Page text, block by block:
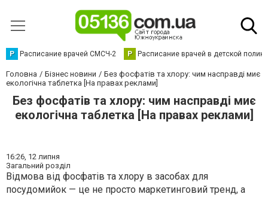
Р Расписание врачей СМСЧ-2 Р Расписание врачей в детской
Головна Бізнес новини
Без фосфатів та хлору: чим насправді миє
екологічна таблетка [На правах реклами]
Без фосфатів та хлору: чим насправді миє
екологічна таблетка [На правах реклами]
16:26, 12 липня
Загальний розділ
Відмова від фосфатів та хлору в засобах для
посудомийок — це не просто маркетинговий тренд, а